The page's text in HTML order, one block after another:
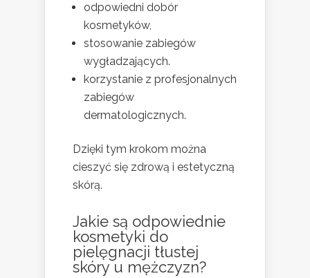
odpowiedni dobór
kosmetyków,
stosowanie zabiegów
wygładzających.
korzystanie z profesjonalnych
zabiegów
dermatologicznych.
Dzięki tym krokom można
cieszyć się zdrową i estetyczną
skórą.
Jakie są odpowiednie
kosmetyki do
pielęgnacji tłustej
skóry u mężczyzn?